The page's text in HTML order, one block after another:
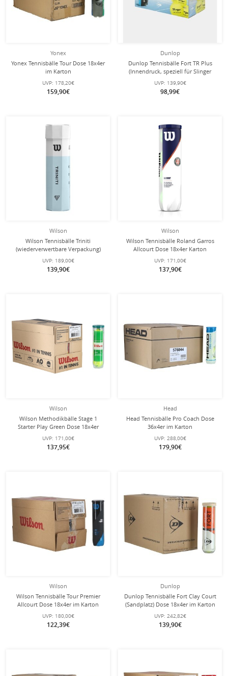
Yonex
Yonex Tennisbälle Tour Dose 18x4er
im Karton
UVP: 178,20€
159,90€
Dunlop
Dunlop Tennisbälle Fort TR Plus
(Innendruck, speziell für Slinger
Ballmaschine) gelb 18x4er Karton
UVP: 139,90€
98,99€
Wilson
Wilson Tennisbälle Triniti
(wiederverwertbare Verpackung)
Dose 18x4er im Karton
UVP: 189,00€
139,90€
Wilson
Wilson Tennisbälle Roland Garros
Allcourt Dose 18x4er Karton
UVP: 171,00€
137,90€
Wilson
Wilson Methodikbälle Stage 1
Starter Play Green Dose 18x4er
Karton
UVP: 171,00€
137,95€
Head
Head Tennisbälle Pro Coach Dose
36x4er im Karton
UVP: 288,00€
179,90€
Wilson
Wilson Tennisbälle Tour Premier
Allcourt Dose 18x4er im Karton
UVP: 180,00€
122,39€
Dunlop
Dunlop Tennisbälle Fort Clay Court
(Sandplatz) Dose 18x4er im Karton
UVP: 242,82€
139,90€